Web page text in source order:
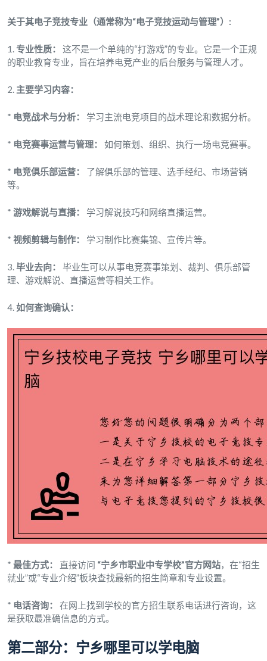
关于其电子竞技专业（通常称为“电子竞技运动与管理”）:
1.专业性质：
这不是一个单纯的“打游戏”的专业。它是一个正规
的职业教育专业，旨在培养电竞产业的后台服务与管理人才。
2. 主要学习内容：
* 电竞战术与分析： 学习主流电竞项目的战术理论和数据分析。
* 电竞赛事运营与管理： 如何策划、组织、执行一场电竞赛事。
* 电竞俱乐部运营：
了解俱乐部的管理、选手经纪、市场营销
等。
* 游戏解说与直播： 学习解说技巧和网络直播运营。
* 视频剪辑与制作： 学习制作比赛集锦、宣传片等。
3.毕业去向：
毕业生可以从事电竞赛事策划、裁判、俱乐部管
理、游戏解说、直播运营等相关工作。
4.如何查询确认：
* 最佳方式： 直接访问 “宁乡市职业中专学校”官方网站，在“招生
就业”或“专业介绍”板块查找最新的招生简章和专业设置。
* 电话咨询：
在网上找到学校的官方招生联系电话进行咨询，这
是获取最准确信息的方式。
第二部分：宁乡哪里可以学电脑